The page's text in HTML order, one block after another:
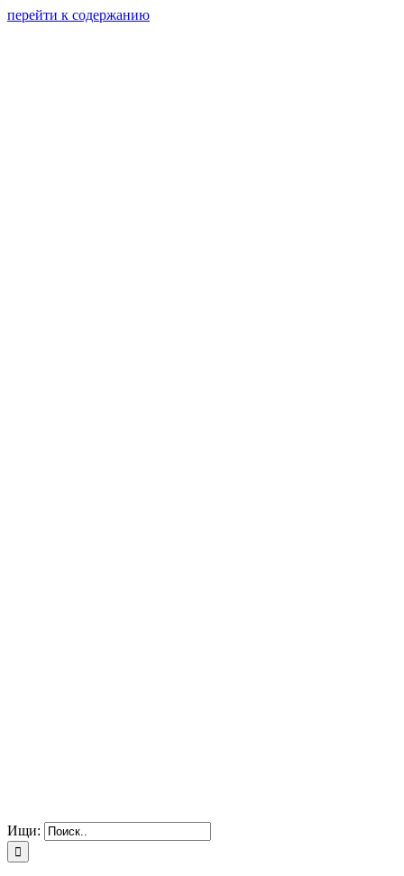
перейти к содержанию
Ищи: